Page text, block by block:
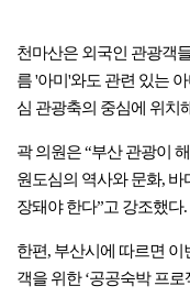
천마산은 외국인 관광객
름 '아미'와도 관련 있는
심 관광축의 중심에 위치
곽 의원은 “부산 관광이
원도심의 역사와 문화,
장돼야 한다”고 강조했다.
한편, 부산시에 따르면 이
객을 위한 ‘공공숙박 프